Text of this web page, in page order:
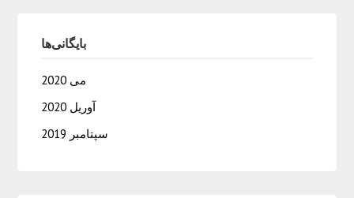
بایگانی‌ها
می 2020
آوریل 2020
سپتامبر 2019